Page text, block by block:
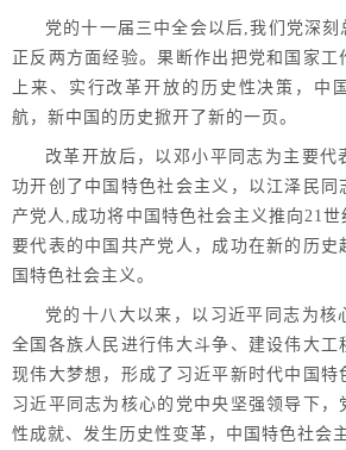
党的十一届三中全会以后,我们党深
正反两方面经验。果断作出把党和国家
上来、实行改革开放的历史性决策，中
航，新中国的历史掀开了新的一页。
改革开放后，以邓小平同志为主要代
功开创了中国特色社会主义，以江泽民同
产党人,成功将中国特色社会主义推向21
要代表的中国共产党人，成功在新的历史
国特色社会主义。
党的十八大以来，以习近平同志为核
全国各族人民进行伟大斗争、建设伟大工
现伟大梦想，形成了习近平新时代中国特
习近平同志为核心的党中央坚强领导下，
性成就、发生历史性变革，中国特色社会